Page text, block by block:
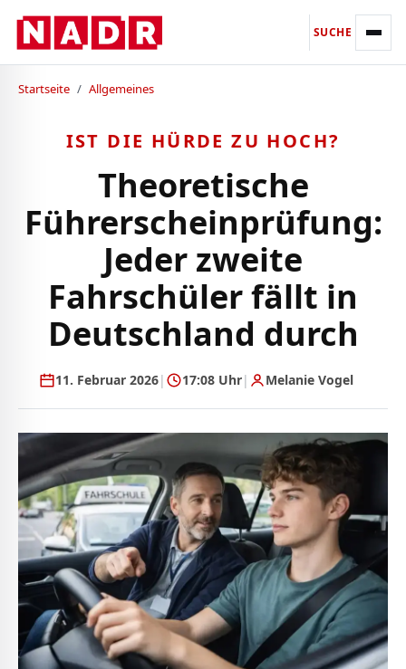
SUCHE
Startseite / Allgemeines
IST DIE HÜRDE ZU HOCH?
Theoretische
Führerscheinprüfung:
Jeder zweite
Fahrschüler fällt in
Deutschland durch
11. Februar 2026| 17:08 Uhr| Melanie Vogel